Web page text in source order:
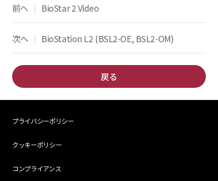
前へ | BioStar 2 Video
次へ | BioStation L2 (BSL2-OE, BSL2-OM)
戻る
プライバシーポリシー
クッキーポリシー
コンプライアンス